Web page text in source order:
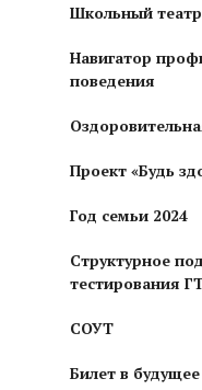
Школьный театр
Навигатор
поведения
Проект «Будь
Год семьи 2024
Структурное
тестирования
СОУТ
Билет в будущее